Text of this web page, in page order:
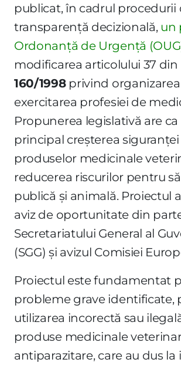
publicat, în cadrul procedurii
transparență decizională, un
Ordonanță de Urgență
modificarea articolului 37 din
160/1998privind organizarea
exercitarea profesiei de
Propunerea legislativă are
principal creșterea
produselor medicinale
reducerea riscurilor pentru
publică și animală. Proiectul
aviz de oportunitate din
Secretariatului General al
(SGG) și avizul Comisiei
Proiectul este fundamentat
probleme grave identificate,
utilizarea incorectă sau
produse medicinale
antiparazitare, care au dus